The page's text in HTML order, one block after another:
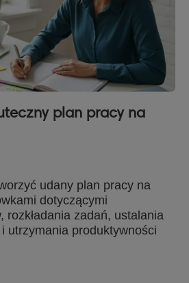
plan pracy na
udany plan pracy na
dotyczącymi
rozkładania zadań, ustalania
utrzymania produktywności